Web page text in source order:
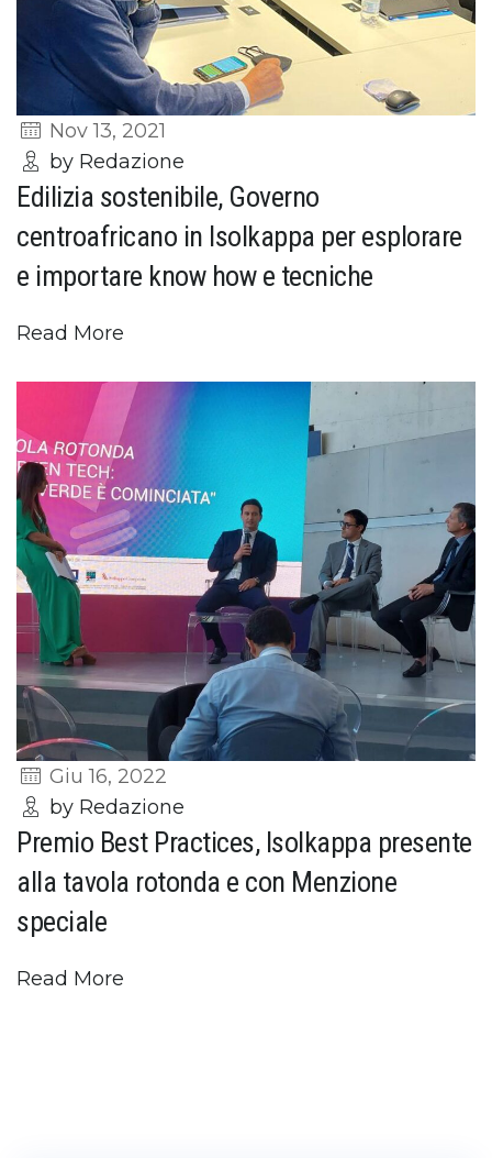
Nov 13, 2021
by Redazione
Edilizia sostenibile, Governo
centroafricano in Isolkappa per esplorare
e importare know how e tecniche
Read More
Giu 16, 2022
by Redazione
Premio Best Practices, Isolkappa presente
alla tavola rotonda e con Menzione
speciale
Read More